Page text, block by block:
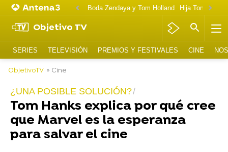
Boda Zendaya y Tom Holland Hija Tom
Objetivo TV
SERIES TELEVISIÓN PREMIOS Y FESTIVALES CINE
ObjetivoTV » Cine
¿UNA POSIBLE SOLUCIÓN?
Tom Hanks explica por qué cree
que Marvel es la esperanza
para salvar el cine